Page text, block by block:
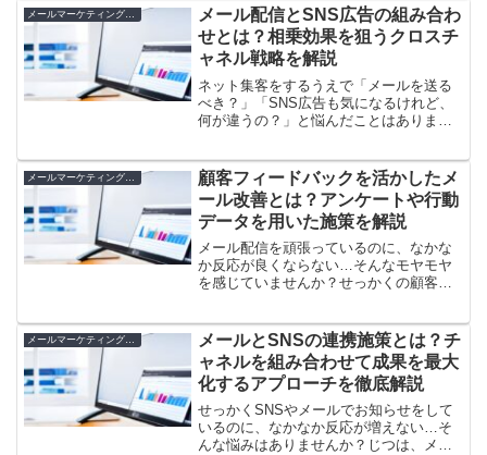
んが喜ぶの？」と悩む方もいるはずで
す。そこで今回は、売り込み...
メールマーケティングとLTV向上
メール配信とSNS広告の組み合わ
せとは？相乗効果を狙うクロスチ
ャネル戦略を解説
ネット集客をするうえで「メールを送る
べき？」「SNS広告も気になるけれど、
何が違うの？」と悩んだことはありませ
の集客チャンスを逃しているかもしれま
せん。実は、この2つ...
顧客フィードバックを活かしたメ
ール改善とは？アンケートや行動
データを用いた施策を解説
メール配信を頑張っているのに、なかな
か反応が良くならない…そんなモヤモヤ
を感じていませんか？せっかくの顧客の
せていない人は多いものです。でも、そ
のヒントを上手につかめば...
メールとSNSの連携施策とは？チ
ャネルを組み合わせて成果を最大
化するアプローチを徹底解説
せっかくSNSやメールでお知らせをして
いるのに、なかなか反応が増えない…そ
んな悩みはありませんか？じつは、メー